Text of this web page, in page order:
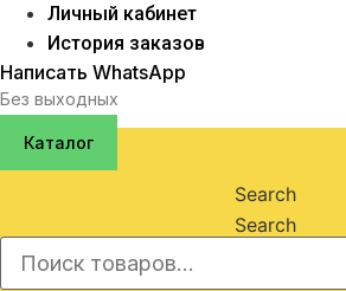
Личный кабинет
История заказов
Написать WhatsApp
Без выходных
Каталог
Search
Search